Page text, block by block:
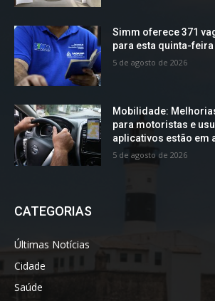
Simm oferece 371
para esta quinta-feira
5 de agosto de 2026
Mobilidade:
para motoristas e
aplicativos estão em
5 de agosto de 2026
CATEGORIAS
Últimas Notícias
Cidade
Saúde